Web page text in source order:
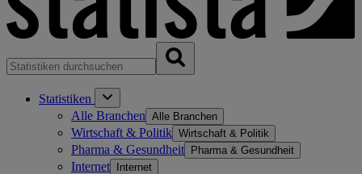
Statistiken
Alle Branchen Alle Branchen
Wirtschaft & Politik Wirtschaft & Politik
Pharma & Gesundheit Pharma & Gesundheit
Internet Internet